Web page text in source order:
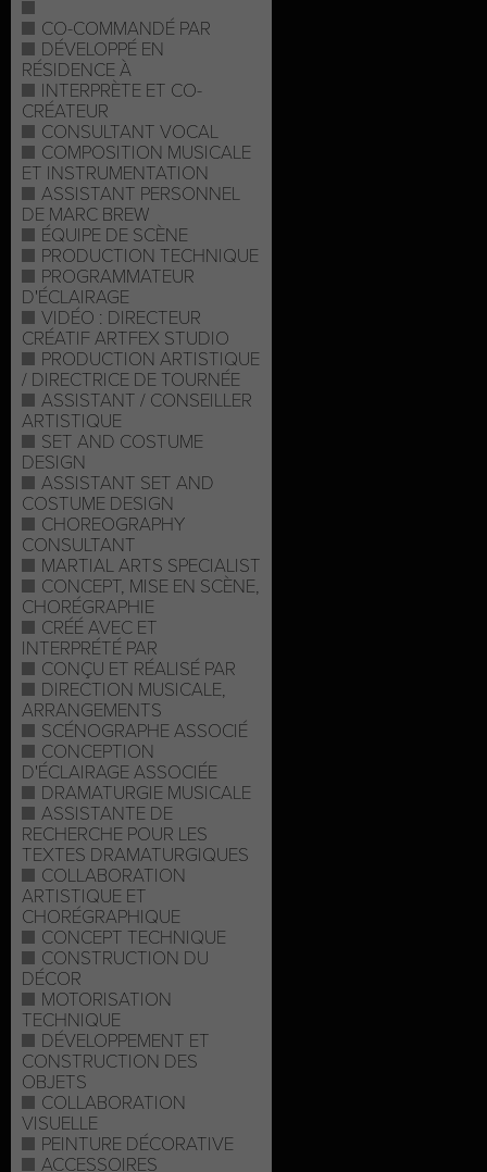
CO-COMMANDÉ PAR
DÉVELOPPÉ EN
RÉSIDENCE À
INTERPRÈTE ET CO-
CRÉATEUR
CONSULTANT VOCAL
COMPOSITION MUSICALE
ET INSTRUMENTATION
ASSISTANT PERSONNEL
DE MARC BREW
ÉQUIPE DE SCÈNE
PRODUCTION TECHNIQUE
PROGRAMMATEUR
D'ÉCLAIRAGE
VIDÉO : DIRECTEUR
CRÉATIF ARTFEX STUDIO
PRODUCTION ARTISTIQUE
/ DIRECTRICE DE TOURNÉE
ASSISTANT / CONSEILLER
ARTISTIQUE
SET AND COSTUME
DESIGN
ASSISTANT SET AND
COSTUME DESIGN
CHOREOGRAPHY
CONSULTANT
MARTIAL ARTS SPECIALIST
CONCEPT, MISE EN SCÈNE,
CHORÉGRAPHIE
CRÉÉ AVEC ET
INTERPRÉTÉ PAR
CONÇU ET RÉALISÉ PAR
DIRECTION MUSICALE,
ARRANGEMENTS
SCÉNOGRAPHE ASSOCIÉ
CONCEPTION
D'ÉCLAIRAGE ASSOCIÉE
DRAMATURGIE MUSICALE
ASSISTANTE DE
RECHERCHE POUR LES
TEXTES DRAMATURGIQUES
COLLABORATION
ARTISTIQUE ET
CHORÉGRAPHIQUE
CONCEPT TECHNIQUE
CONSTRUCTION DU
DÉCOR
MOTORISATION
TECHNIQUE
DÉVELOPPEMENT ET
CONSTRUCTION DES
OBJETS
COLLABORATION
VISUELLE
PEINTURE DÉCORATIVE
ACCESSOIRES